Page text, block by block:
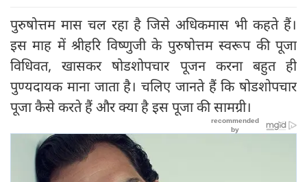
पुरुषोत्तम मास चल रहा है जिसे अधिकमास भी कहते हैं।
इस माह में श्रीहरि विष्णुजी के पुरुषोत्तम स्वरूप की पूजा
विधिवत, खासकर षोडशोपचार पूजन करना बहुत ही
पुण्यदायक माना जाता है। चलिए जानते हैं कि षोडशोपचार
पूजा कैसे करते हैं और क्या है इस पूजा की सामग्री।